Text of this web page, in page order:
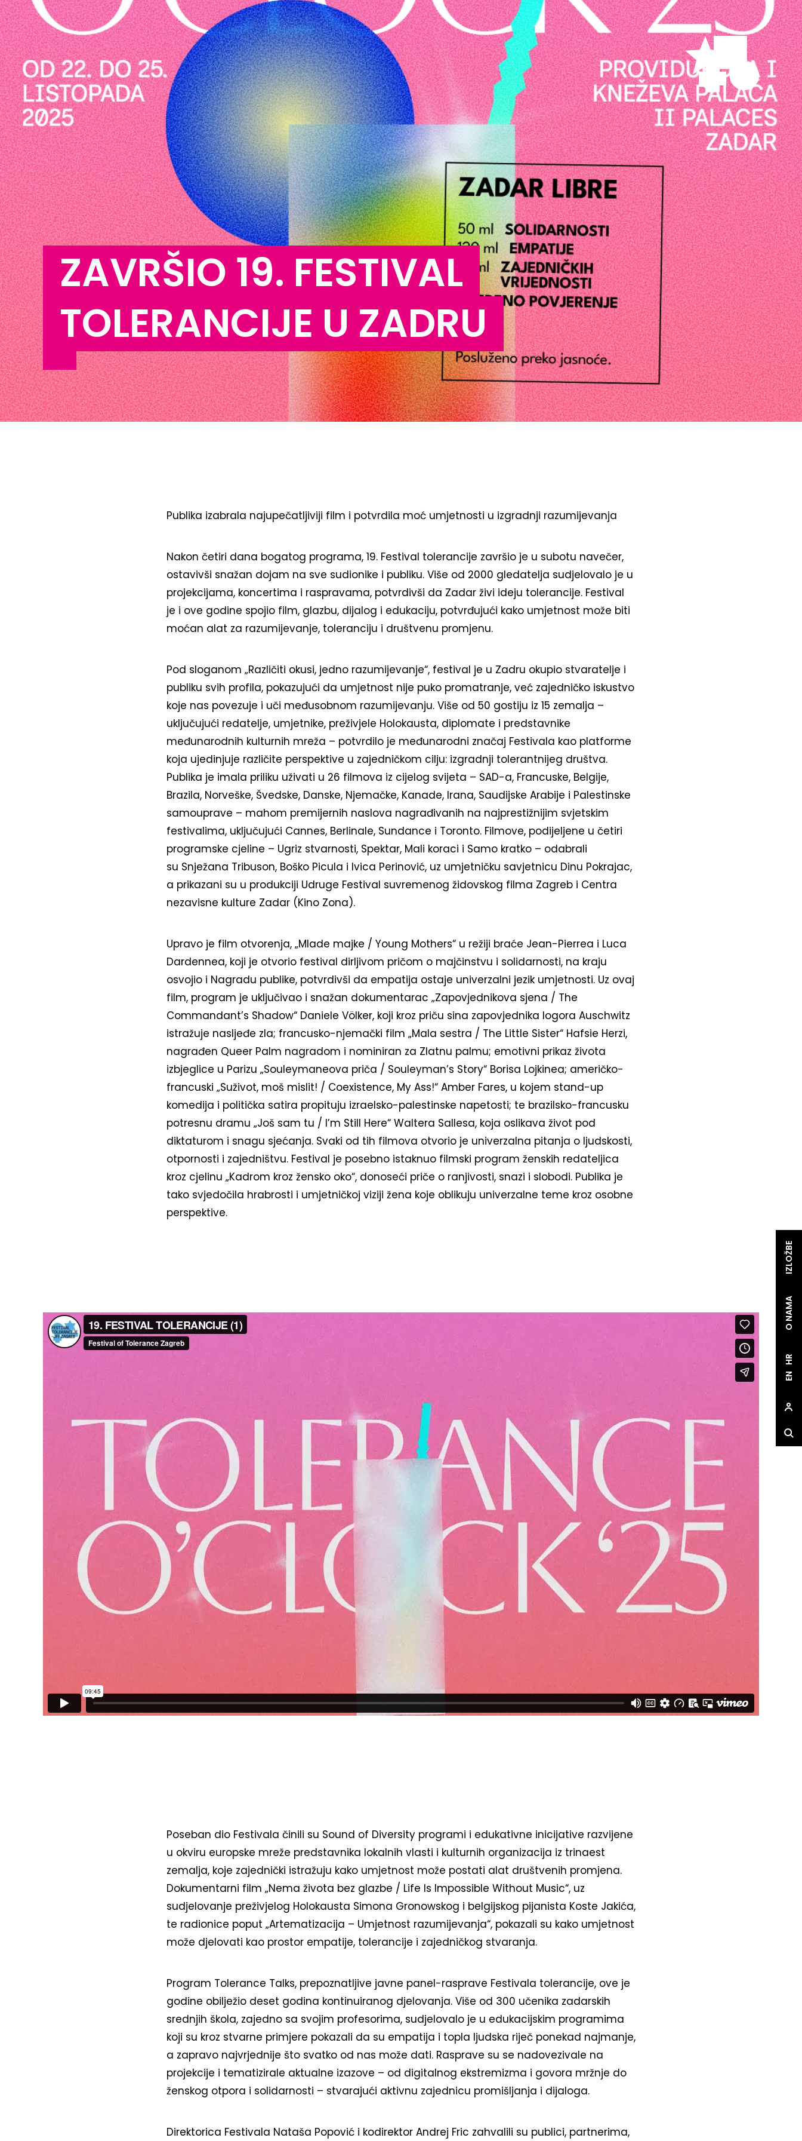
ZAVRŠIO 19. FESTIVAL
TOLERANCIJE U ZADRU
Publika izabrala najupečatljiviji film i potvrdila moć umjetnosti u izgradnji razumijevanja
Nakon četiri dana bogatog programa, 19. Festival tolerancije završio je u subotu navečer,
ostavivši snažan dojam na sve sudionike i publiku. Više od 2000 gledatelja sudjelovalo je u
projekcijama, koncertima i raspravama, potvrdivši da Zadar živi ideju tolerancije. Festival
je i ove godine spojio film, glazbu, dijalog i edukaciju, potvrđujući kako umjetnost može biti
moćan alat za razumijevanje, toleranciju i društvenu promjenu.
Pod sloganom „Različiti okusi, jedno razumijevanje“, festival je u Zadru okupio stvaratelje i
publiku svih profila, pokazujući da umjetnost nije puko promatranje, već zajedničko iskustvo
koje nas povezuje i uči međusobnom razumijevanju. Više od 50 gostiju iz 15 zemalja –
uključujući redatelje, umjetnike, preživjele Holokausta, diplomate i predstavnike
međunarodnih kulturnih mreža – potvrdilo je međunarodni značaj Festivala kao platforme
koja ujedinjuje različite perspektive u zajedničkom cilju: izgradnji tolerantnijeg društva.
Publika je imala priliku uživati u 26 filmova iz cijelog svijeta – SAD-a, Francuske, Belgije,
Brazila, Norveške, Švedske, Danske, Njemačke, Kanade, Irana, Saudijske Arabije i Palestinske
samouprave – mahom premijernih naslova nagrađivanih na najprestižnijim svjetskim
festivalima, uključujući Cannes, Berlinale, Sundance i Toronto. Filmove, podijeljene u četiri
programske cjeline – Ugriz stvarnosti, Spektar, Mali koraci i Samo kratko – odabrali
su Snježana Tribuson, Boško Picula i Ivica Perinović, uz umjetničku savjetnicu Dinu Pokrajac,
a prikazani su u produkciji Udruge Festival suvremenog židovskog filma Zagreb i Centra
nezavisne kulture Zadar (Kino Zona).
Upravo je film otvorenja, „Mlade majke / Young Mothers“ u režiji braće Jean-Pierrea i Luca
Dardennea, koji je otvorio festival dirljivom pričom o majčinstvu i solidarnosti, na kraju
osvojio i Nagradu publike, potvrdivši da empatija ostaje univerzalni jezik umjetnosti. Uz ovaj
film, program je uključivao i snažan dokumentarac „Zapovjednikova sjena / The
Commandant’s Shadow“ Daniele Völker, koji kroz priču sina zapovjednika logora Auschwitz
istražuje nasljeđe zla; francusko-njemački film „Mala sestra / The Little Sister“ Hafsie Herzi,
nagrađen Queer Palm nagradom i nominiran za Zlatnu palmu; emotivni prikaz života
izbjeglice u Parizu „Souleymaneova priča / Souleyman’s Story“ Borisa Lojkinea; američko-
francuski „Suživot, moš mislit! / Coexistence, My Ass!“ Amber Fares, u kojem stand-up
komedija i politička satira propituju izraelsko-palestinske napetosti; te brazilsko-francusku
potresnu dramu „Još sam tu / I’m Still Here“ Waltera Sallesa, koja oslikava život pod
diktaturom i snagu sjećanja. Svaki od tih filmova otvorio je univerzalna pitanja o ljudskosti,
otpornosti i zajedništvu. Festival je posebno istaknuo filmski program ženskih redateljica
kroz cjelinu „Kadrom kroz žensko oko“, donoseći priče o ranjivosti, snazi i slobodi. Publika je
tako svjedočila hrabrosti i umjetničkoj viziji žena koje oblikuju univerzalne teme kroz osobne
perspektive.
Poseban dio Festivala činili su Sound of Diversity programi i edukativne inicijative razvijene
u okviru europske mreže predstavnika lokalnih vlasti i kulturnih organizacija iz trinaest
zemalja, koje zajednički istražuju kako umjetnost može postati alat društvenih promjena.
Dokumentarni film „Nema života bez glazbe / Life Is Impossible Without Music“, uz
sudjelovanje preživjelog Holokausta Simona Gronowskog i belgijskog pijanista Koste Jakića,
te radionice poput „Artematizacija – Umjetnost razumijevanja“, pokazali su kako umjetnost
može djelovati kao prostor empatije, tolerancije i zajedničkog stvaranja.
Program Tolerance Talks, prepoznatljive javne panel-rasprave Festivala tolerancije, ove je
godine obilježio deset godina kontinuiranog djelovanja. Više od 300 učenika zadarskih
srednjih škola, zajedno sa svojim profesorima, sudjelovalo je u edukacijskim programima
koji su kroz stvarne primjere pokazali da su empatija i topla ljudska riječ ponekad najmanje,
a zapravo najvrjednije što svatko od nas može dati. Rasprave su se nadovezivale na
projekcije i tematizirale aktualne izazove – od digitalnog ekstremizma i govora mržnje do
ženskog otpora i solidarnosti – stvarajući aktivnu zajednicu promišljanja i dijaloga.
Direktorica Festivala Nataša Popović i kodirektor Andrej Fric zahvalili su publici, partnerima,
IZLOŽBE
O NAMA
HR
EN